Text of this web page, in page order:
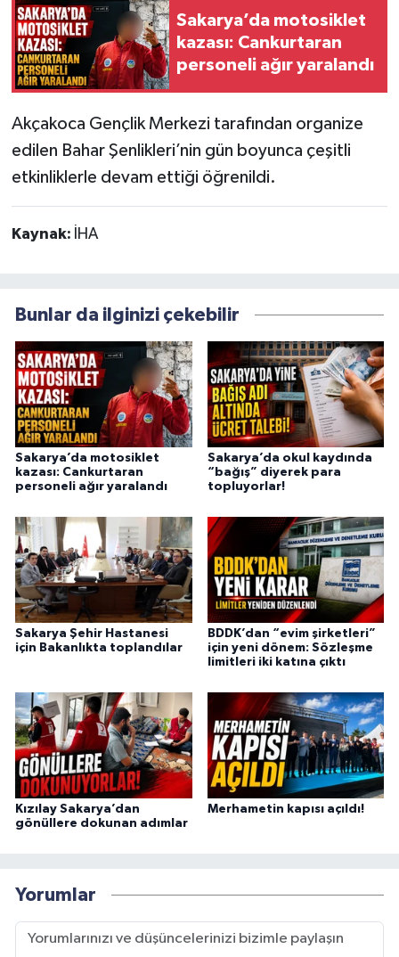
Sakarya’da motosiklet
kazası: Cankurtaran
personeli ağır yaralandı
Akçakoca Gençlik Merkezi tarafından organize
edilen Bahar Şenlikleri’nin gün boyunca çeşitli
etkinliklerle devam ettiği öğrenildi.
Kaynak: İHA
Bunlar da ilginizi çekebilir
Sakarya’da motosiklet
kazası: Cankurtaran
personeli ağır yaralandı
Sakarya’da okul kaydında
“bağış” diyerek para
topluyorlar!
Sakarya Şehir Hastanesi
için Bakanlıkta toplandılar
BDDK’dan “evim şirketleri”
için yeni dönem: Sözleşme
limitleri iki katına çıktı
Kızılay Sakarya’dan
gönüllere dokunan adımlar
Merhametin kapısı açıldı!
Yorumlar